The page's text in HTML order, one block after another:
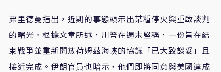
弗里德曼指出，近期的事態顯示出某種停火與重啟談判
的曙光。根據文章所述，川普在週末堅稱，一份旨在結
束戰爭並重新開放荷姆茲海峽的協議「已大致談妥」且
接近完成。伊朗官員也暗示，他們即將同意與美國達成